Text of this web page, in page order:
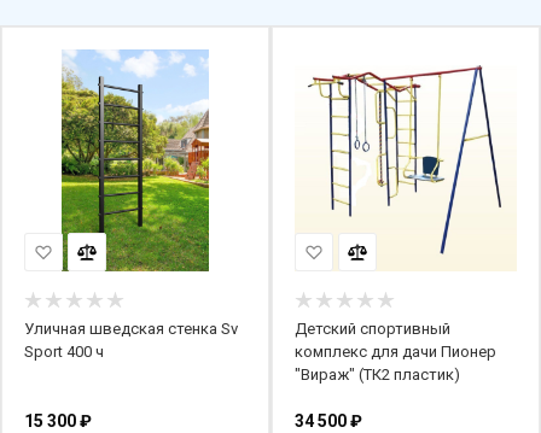
Уличная шведская стенка Sv
Sport 400 ч
15 300₽
Детский спортивный
комплекс для дачи Пионер
"Вираж" (ТК2 пластик)
34 500₽